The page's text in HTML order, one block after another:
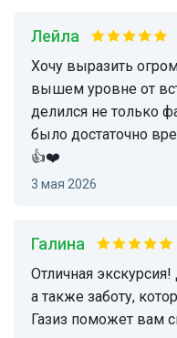
Лейла
Хочу выразить огромную благодарность за потрясающий тур! Всё было организовано в
вышем уровне от
делился не только
было достаточно
👍❤️
3 мая 2026
Галина
Отличная экскурсия! Дорога была долгой, но абсолютно не утомительной. Красивые виды, свежий чистейший воздух. Спасибо Газизу за этот день,
а также заботу,
Газиз поможет вам